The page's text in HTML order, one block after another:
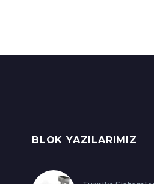
BLOK YAZILARIMIZ